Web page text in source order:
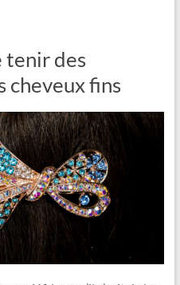
tenir des
cheveux fins